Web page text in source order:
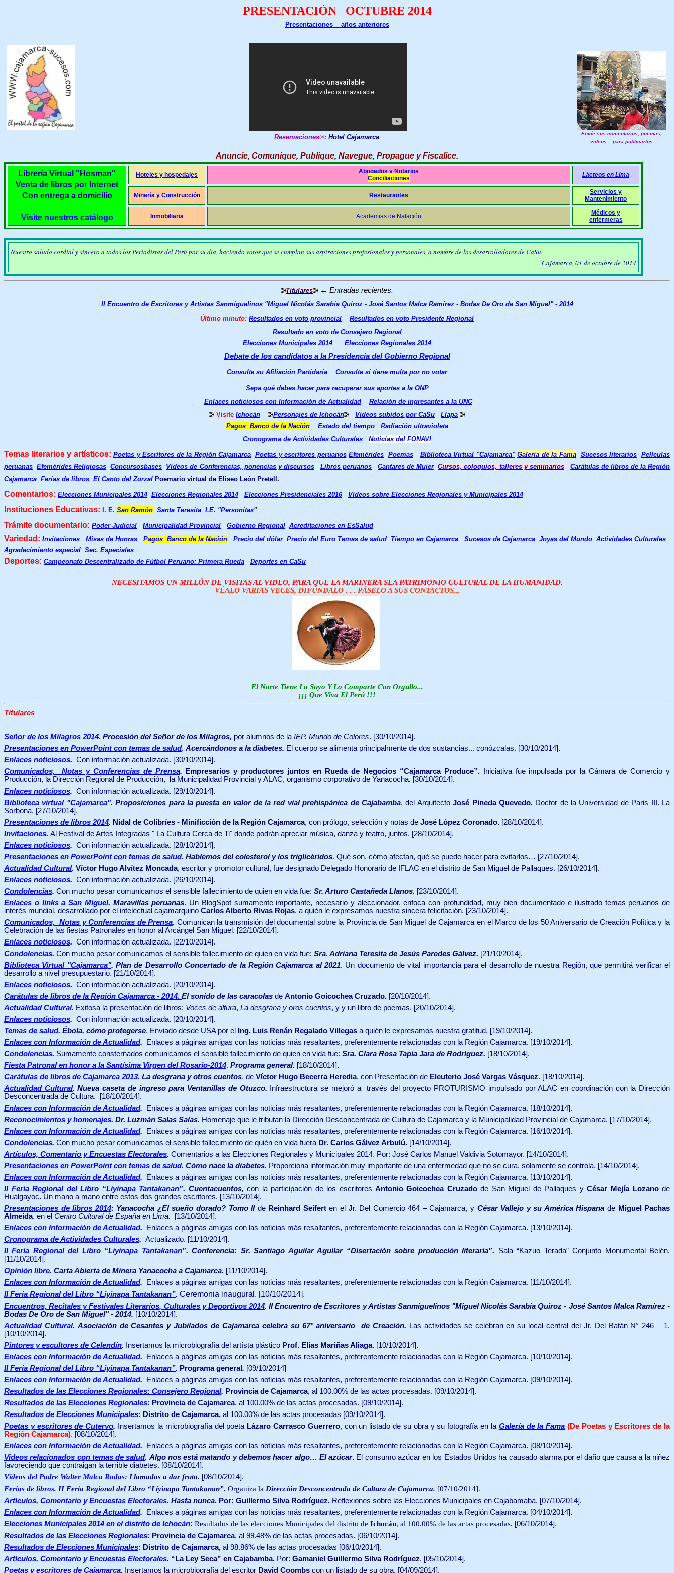
PRESENTACIÓN OCTUBRE 2014
Presentaciones años anteriores
Reservaciones®: Hotel Cajamarca
Envíe sus comentarios, poemas,
videos... para publicarlos
Anuncie, Comunique, Publique, Navegue, Propague y Fiscalice.
Librería Virtual "Hosman"
Venta de libros por Internet
Con entrega a domicilio
Visite nuestros catálogo
Hoteles y hospedajes
Abogados y Notarios
Conciliaciones
Lácteos en Lima
Minería y Construcción Restaurantes
Servicios y
Mantenimiento
Inmobiliaria Academias de Natación
Médicos y
enfermeras
Nuestro saludo cordial y sincero a todos los Periodistas del Perú por su día, haciendo votos que se cumplan sus aspiraciones profesionales y personales, a nombre de los desarrolladores de CaSu.
Cajamarca, 01 de octubre de 2014
Titulares ← Entradas recientes.
II Encuentro de Escritores y Artistas Sanmiguelinos "Miguel Nicolás Sarabia Quiroz - José Santos Malca Ramírez - Bodas De Oro de San Miguel" - 2014
Último minuto: Resultados en voto provincial
Resultados en voto Presidente Regional
Resultado en voto de Consejero Regional
Elecciones Municipales 2014
Elecciones Regionales 2014
Debate de los candidatos a la Presidencia del Gobierno Regional
Consulte su Afiliación Partidaria Consulte si tiene multa por no votar
Sepa qué debes hacer para recuperar sus aportes a la ONP
Enlaces noticiosos con Información de Actualidad
Relación de ingresantes a la UNC
Visite Ichocán Personajes de Ichocán Vídeos subidos por CaSu
Llapa
Pagos Banco de la Nación
Estado del tiempo Radiación ultravioleta
Cronograma de Actividades Culturales
Noticias del FONAVI
Temas literarios y artísticos: Poetas y Escritores de la Región Cajamarca Poetas y escritores peruanos Efemérides Poemas Biblioteca Virtual "Cajamarca" Galería de la Fama Sucesos literarios Películas
peruanas Efemérides Religiosas Concursosbases Vídeos de Conferencias, ponencias y discursos Libros peruanos Cantares de Mujer Cursos, coloquios, talleres y seminarios
Carátulas de libros de la Región
Cajamarca Ferias de libros El Canto del Zorzal Poemario virtual de Eliseo León Pretell.
Comentarios: Elecciones Municipales 2014 Elecciones Regionales 2014 Elecciones Presidenciales 2016 Vídeos sobre Elecciones Regionales y Municipales 2014
Instituciones Educativas: I. E. San Ramón Santa Teresita I.E. "Personitas"
Trámite documentario: Poder Judicial Municipalidad Provincial Gobierno Regional Acreditaciones en EsSalud
Variedad: Invitaciones Misas de Honras Pagos Banco de la Nación Precio del dólar Precio del Euro Temas de salud Tiempo en Cajamarca Sucesos de Cajamarca Joyas del Mundo Actividades Culturales
Agradecimiento especial Sec. Especiales
Deportes: Campeonato Descentralizado de Fútbol Peruano: Primera Rueda Deportes en CaSu
NECESITAMOS UN MILLÓN DE VISITAS AL VIDEO, PARA QUE LA MARINERA SEA PATRIMONIO CULTURAL DE LA HUMANIDAD.
VÉALO VARIAS VECES, DIFÚNDALO . . . PÁSELO A SUS CONTACTOS...
El Norte Tiene Lo Suyo Y Lo Comparte Con Orgullo...
¡¡¡ Que Viva El Perú !!!
Titulares
Señor de los Milagros 2014. Procesión del Señor de los Milagros, por alumnos de laIEP. Mundo de Colores. [30/10/2014].
Presentaciones en PowerPoint con temas de salud. Acercándonos a la diabetes. El cuerpo se alimenta principalmente de dos sustancias... conózcalas. [30/10/2014].
Enlaces noticiosos. Con información actualizada. [30/10/2014].
Comunicados, Notas y Conferencias de Prensa. Empresarios y productores juntos en Rueda de Negocios “Cajamarca Produce”.
Iniciativa fue impulsada por la Cámara de Comercio y
Producción, la Dirección Regional de Producción, la Municipalidad Provincial y ALAC, organismo corporativo de Yanacocha. [30/10/2014].
Enlaces noticiosos. Con información actualizada. [29/10/2014].
Biblioteca virtual "Cajamarca".Proposiciones para la puesta en valor de la red vial prehispánica de Cajabamba, del ArquitectoJosé Pineda Quevedo,Doctor de la Universidad de Paris III. La
Sorbona. [27/10/2014].
Presentaciones de libros 2014. Nidal de Colibríes - Minificción de la Región Cajamarca, con prólogo, selección y notas de José López Coronado. [28/10/2014].
Invitaciones. Al Festival de Artes Integradas " LaCultura Cerca de Ti" donde podrán apreciar música, danza y teatro, juntos. [28/10/2014].
Enlaces noticiosos. Con información actualizada. [28/10/2014].
Presentaciones en PowerPoint con temas de salud. Hablemos del colesterol y los triglicéridos. Qué son, cómo afectan, qué se puede hacer para evitarlos… [27/10/2014].
Actualidad Cultural. Víctor Hugo Alvítez Moncada, escritor y promotor cultural, fue designado Delegado Honorario de IFLAC en el distrito de San Miguel de Pallaques. [26/10/2014].
Enlaces noticiosos. Con información actualizada. [26/10/2014].
Condolencias. Con mucho pesar comunicamos el sensible fallecimiento de quien en vida fue: Sr. Arturo Castañeda Llanos. [23/10/2014].
Enlaces o links a San Miguel. Maravillas peruanas. Un BlogSpot sumamente importante, necesario y aleccionador, enfoca con profundidad, muy bien documentado e ilustrado temas peruanos de
interés mundial, desarrollado por el intelectual cajamarquino Carlos Alberto Rivas Rojas, a quién le expresamos nuestra sincera felicitación. [23/10/2014].
Comunicados, Notas y Conferencias de Prensa. Comunican la transmisión del documental sobre la Provincia de San Miguel de Cajamarca en el Marco de los 50 Aniversario de Creación Política y la
Celebración de las fiestas Patronales en honor al Arcángel San Miguel . [22/10/2014].
Enlaces noticiosos. Con información actualizada. [22/10/2014].
Condolencias. Con mucho pesar comunicamos el sensible fallecimiento de quien en vida fue: Sra. Adriana Teresita de Jesús Paredes Gálvez. [21/10/2014].
Biblioteca Virtual "Cajamarca".Plan de Desarrollo Concertado de la Región Cajamarca al 2021. Un documento de vital importancia para el desarrollo de nuestra Región, que permitirá verificar el
desarrollo a nivel presupuestario. [21/10/2014].
Enlaces noticiosos. Con información actualizada. [20/10/2014].
Carátulas de libros de la Región Cajamarca - 2014. El sonido de las caracolas de Antonio Goicochea Cruzado. [20/10/2014].
Actualidad Cultural. Exitosa la presentación de libros: Voces de altura, La desgrana y oros cuentos, y y un libro de poemas. [20/10/2014].
Enlaces noticiosos. Con información actualizada. [20/10/2014].
Temas de salud. Ébola, cómo protegerse. Enviado desde USA por el Ing. Luis Renán Regalado Villegas a quién le expresamos nuestra gratitud. [19/10/2014].
Enlaces con Información de Actualidad. Enlaces a páginas amigas con las noticias más resaltantes, preferentemente relacionadas con la Región Cajamarca. [19/10/2014].
Condolencias. Sumamente consternados comunicamos el sensible fallecimiento de quien en vida fue: Sra. Clara Rosa Tapia Jara de Rodríguez. [18/10/2014].
Fiesta Patronal en honor a la Santísima Virgen del Rosario-2014. Programa general. [18/10/2014].
Carátulas de libros de Cajamarca 2013. La desgrana y otros cuentos, de Víctor Hugo Becerra Heredia, con Presentación de Eleuterio José Vargas Vásquez. [18/10/2014].
Actualidad Cultural.Nueva caseta de ingreso para Ventanillas de Otuzco. Infraestructura se mejoró a través del proyecto PROTURISMO impulsado por ALAC en coordinación con la Dirección
Desconcentrada de Cultura.
[18/10/2014].
Enlaces con Información de Actualidad. Enlaces a páginas amigas con las noticias más resaltantes, preferentemente relacionadas con la Región Cajamarca. [18/10/2014].
Reconocimientos y homenajes. Dr. Luzmán Salas Salas. Homenaje que le tributan la Dirección Desconcentrada de Cultura de Cajamarca y la Municipalidad Provincial de Cajamarca. [17/10/2014].
Enlaces con Información de Actualidad. Enlaces a páginas amigas con las noticias más resaltantes, preferentemente relacionadas con la Región Cajamarca. [16/10/2014].
Condolencias. Con mucho pesar comunicamos el sensible fallecimiento de quién en vida fueraDr. Carlos Gálvez Arbulú. [14/10/2014].
Artículos, Comentario y Encuestas Electorales. Comentarios a las Elecciones Regionales y Municipales 2014. Por: José Carlos Manuel Valdivia Sotomayor. [14/10/2014].
Presentaciones en PowerPoint con temas de salud. Cómo nace la diabetes. Proporciona información muy importante de una enfermedad que no se cura, solamente se controla. [14/10/2014].
Enlaces con Información de Actualidad. Enlaces a páginas amigas con las noticias más resaltantes, preferentemente relacionadas con la Región Cajamarca. [13/10/2014].
II Feria Regional del Libro “Liyinapa Tantakanan”. Cuentacuentos,con la participación de los escritores Antonio Goicochea Cruzadode San Miguel de Pallaques yCésar Mejía Lozanode
Hualgayoc. Un mano a mano entre estos dos grandes escritores. [13/10/2014].
Presentaciones de libros 2014: Yanacocha ¿El sueño dorado? Tomo IIde Reinhard Seifert en el Jr. Del Comercio 464 – Cajamarca, y César Vallejo y su América Hispana de Miguel Pachas
Almeida. en el Centro Cultural de España en Lima.
[13/10/2014].
Enlaces con Información de Actualidad. Enlaces a páginas amigas con las noticias más resaltantes, preferentemente relacionadas con la Región Cajamarca. [13/10/2014].
Cronograma de Actividades Culturales. Actualizado. [11/10/2014].
II Feria Regional del Libro “Liyinapa Tantakanan”.Conferencia: Sr. Santiago Aguilar Aguilar “Disertación sobre producción literaria”.
Sala “Kazuo Terada” Conjunto Monumental Belén.
[11/10/2014].
Opinión libre. Carta Abierta de Minera Yanacocha a Cajamarca. [11/10/2014].
Enlaces con Información de Actualidad. Enlaces a páginas amigas con las noticias más resaltantes, preferentemente relacionadas con la Región Cajamarca. [11/10/2014].
II Feria Regional del Libro “Liyinapa Tantakanan”. Ceremonia inaugural. [10/10/2014].
Encuentros, Recitales y Festivales Literarios, Culturales y Deportivos 2014.II Encuentro de Escritores y Artistas Sanmiguelinos "Miguel Nicolás Sarabia Quiroz - José Santos Malca Ramírez -
Bodas De Oro de San Miguel" - 2014. [10/10/2014].
Actualidad Cultural. Asociación de Cesantes y Jubilados de Cajamarca celebra su 67° aniversario de Creación. Las actividades se celebran en su local central del Jr. Del Batán N° 246 – 1.
[10/10/2014].
Pintores y escultores de Celendín. Insertamos la microbiografía del artísta plástico Prof. Elias Mariñas Aliaga. [10/10/2014].
Enlaces con Información de Actualidad. Enlaces a páginas amigas con las noticias más resaltantes, preferentemente relacionadas con la Región Cajamarca. [10/10/2014].
II Feria Regional del Libro “Liyinapa Tantakanan”. Programa general. [09/10/2014]
Enlaces con Información de Actualidad. Enlaces a páginas amigas con las noticias más resaltantes, preferentemente relacionadas con la Región Cajamarca. [09/10/2014].
Resultados de las Elecciones Regionales: Consejero Regional. Provincia de Cajamarca, al 100.00% de las actas procesadas. [09/10/2014].
Resultados de las Elecciones Regionales: Provincia de Cajamarca, al 100.00% de las actas procesadas. [09/10/2014].
Resultados de Elecciones Municipales: Distrito de Cajamarca, al 100.00% de las actas procesadas [09/10/2014].
Poetas y escritores de Cutervo. Insertamos la microbiografía del poeta Lázaro Carrasco Guerrero, con un listado de su obra ysufotografíaen la Galería de la Fama (De Poetas y Escritores de la
Región Cajamarca). [08/10/2014].
Enlaces con Información de Actualidad. Enlaces a páginas amigas con las noticias más resaltantes, preferentemente relacionadas con la Región Cajamarca. [08/10/2014].
Videos relacionados con temas de salud. Algo nos está matando y debemos hacer algo… El azúcar. El consumo azúcar en los Estados Unidos ha causado alarma por el daño que causa a la niñez
favoreciendo que contraigan la terrible diabetes. [08/10/2014].
Vídeos del Padre Walter Malca Rodas: Llamados a dar fruto. [08/10/2014].
Ferias de libros. II Feria Regional del Libro “Liyinapa Tantakanan”. Organiza la Dirección Desconcentrada de Cultura de Cajamarca. [07/10/2014].
Artículos, Comentario y Encuestas Electorales. Hasta nunca. Por: Guillermo Silva Rodríguez. Reflexiones sobre las Elecciones Municipales en Cajabamaba. [07/10/2014].
Enlaces con Información de Actualidad. Enlaces a páginas amigas con las noticias más resaltantes, preferentemente relacionadas con la Región Cajamarca. [04/10/2014].
Elecciones Municipales 2014 en el distrito de Ichocán: Resultados de las elecciones Municipales del distrito de Ichocán, al 100.00% de las actas procesadas. [06/10/2014].
Resultados de las Elecciones Regionales: Provincia de Cajamarca, al 99.48% de las actas procesadas. [06/10/2014].
Resultados de Elecciones Municipales: Distrito de Cajamarca, al 98.86% de las actas procesadas [06/10/2014].
Artículos, Comentario y Encuestas Electorales. “La Ley Seca” en Cajabamba. Por: Gamaniel Guillermo Silva Rodríguez. [05/10/2014].
Poetas y escritores de Cajamarca. Insertamos la microbiografía del escritor David Coombs con un listado de su obra. [04/09/2014].